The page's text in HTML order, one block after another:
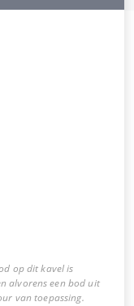
op dit kavel is
alvorens een bod uit
van toepassing.